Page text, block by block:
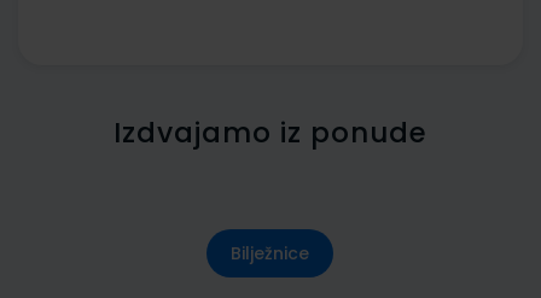
Izdvajamo iz ponude
Bilježnice